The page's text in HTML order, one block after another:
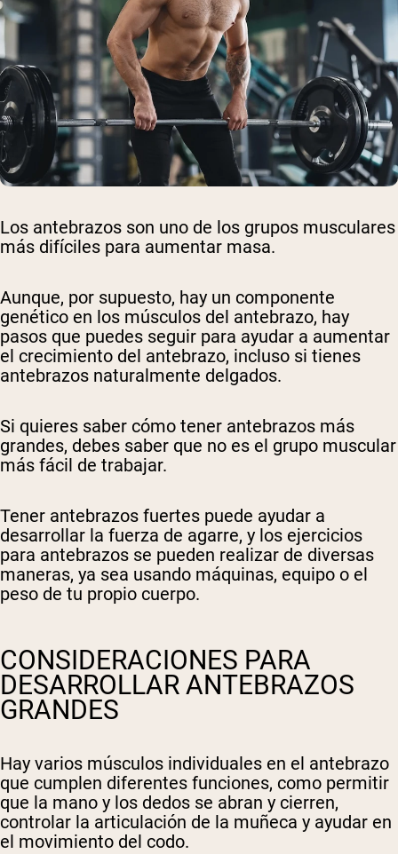
Los antebrazos son uno de los grupos musculares
más difíciles para aumentar masa.
Aunque, por supuesto, hay un componente
genético en los músculos del antebrazo, hay
pasos que puedes seguir para ayudar a aumentar
el crecimiento del antebrazo, incluso si tienes
antebrazos naturalmente delgados.
Si quieres saber cómo tener antebrazos más
grandes, debes saber que no es el grupo muscular
más fácil de trabajar.
Tener antebrazos fuertes puede ayudar a
desarrollar la fuerza de agarre, y los ejercicios
para antebrazos se pueden realizar de diversas
maneras, ya sea usando máquinas, equipo o el
peso de tu propio cuerpo.
CONSIDERACIONES PARA
DESARROLLAR ANTEBRAZOS
GRANDES
Hay varios músculos individuales en el antebrazo
que cumplen diferentes funciones, como permitir
que la mano y los dedos se abran y cierren,
controlar la articulación de la muñeca y ayudar en
el movimiento del codo.